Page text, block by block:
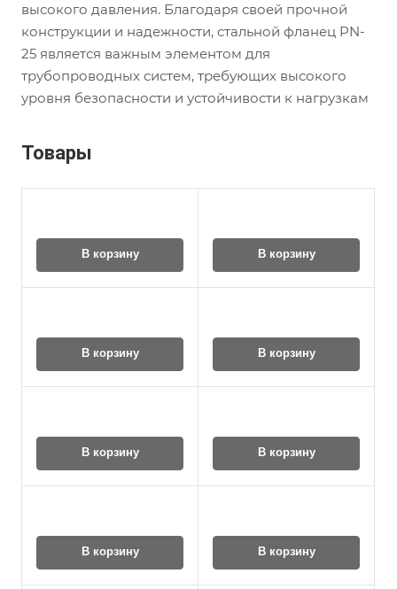
высокого давления. Благодаря своей прочной
конструкции и надежности, стальной фланец PN-
25 является важным элементом для
трубопроводных систем, требующих высокого
уровня безопасности и устойчивости к нагрузкам
Товары
В корзину В корзину
В корзину В корзину
В корзину В корзину
В корзину В корзину